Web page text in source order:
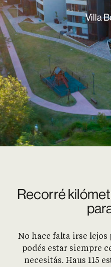
Villa
Recorré
No hace falta irse lejos
podés estar siempre
necesitás. Haus 115